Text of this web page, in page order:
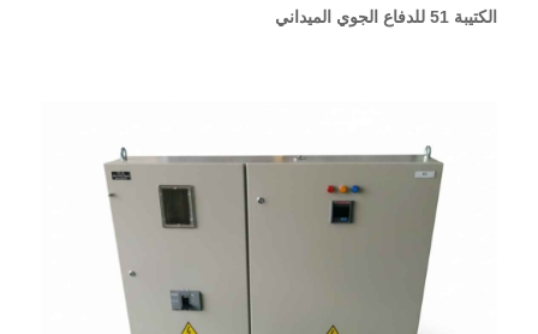
الكتيبة 51 للدفاع الجوي الميداني